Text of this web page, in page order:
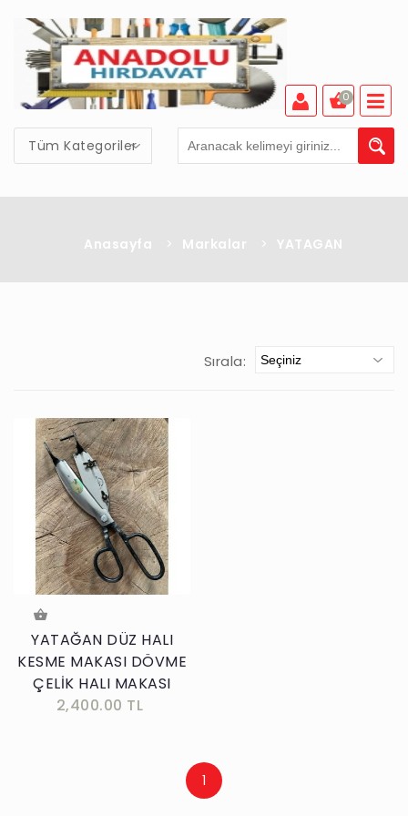
Tüm Kategoriler
0
Anasayfa > Markalar > YATAGAN
Sırala:
YATAĞAN DÜZ HALI
KESME MAKASI DÖVME
ÇELİK HALI MAKASI
2,400.00 TL
1